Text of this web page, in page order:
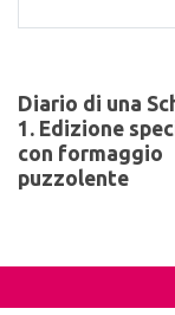
Diario di una
1. Edizione
con formaggio
puzzolente